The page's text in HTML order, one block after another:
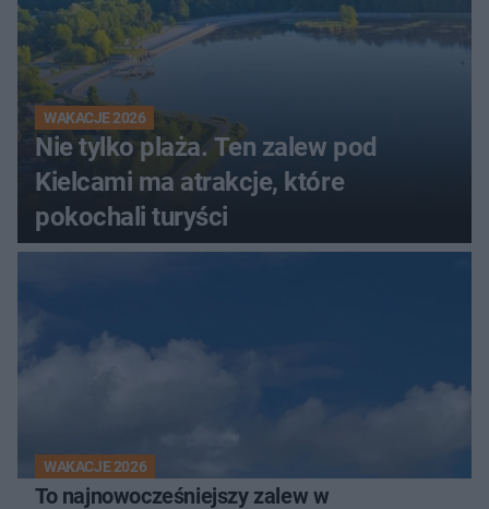
WAKACJE 2026
Nie tylko plaża. Ten zalew pod
Kielcami ma atrakcje, które
pokochali turyści
WAKACJE 2026
To najnowocześniejszy zalew w